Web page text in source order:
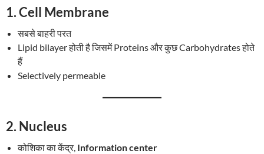
1.Cell Membrane
सबसे बाहरी परत
Lipid bilayer होती है जिसमें Proteins और कुछ Carbohydrates होते
हैं
Selectively permeable
2. Nucleus
कोशिका का केंद्र, Information center